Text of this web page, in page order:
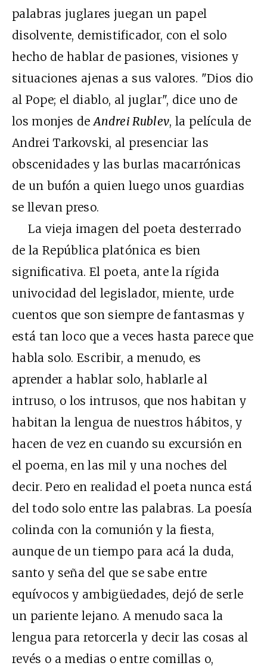
palabras juglares juegan un papel
disolvente, demistificador, con el solo
hecho de hablar de pasiones, visiones y
situaciones ajenas a sus valores. "Dios dio
al Pope; el diablo, al juglar", dice uno de
los monjes deAndrei Rublev, la película de
Andrei Tarkovski, al presenciar las
obscenidades y las burlas macarrónicas
de un bufón a quien luego unos guardias
se llevan preso.
La vieja imagen del poeta desterrado
de la República platónica es bien
significativa. El poeta, ante la rígida
univocidad del legislador, miente, urde
cuentos que son siempre de fantasmas y
está tan loco que a veces hasta parece que
habla solo. Escribir, a menudo, es
aprender a hablar solo, hablarle al
intruso, o los intrusos, que nos habitan y
habitan la lengua de nuestros hábitos, y
hacen de vez en cuando su excursión en
el poema, en las mil y una noches del
decir. Pero en realidad el poeta nunca está
del todo solo entre las palabras. La poesía
colinda con la comunión y la fiesta,
aunque de un tiempo para acá la duda,
santo y seña del que se sabe entre
equívocos y ambigüedades, dejó de serle
un pariente lejano. A menudo saca la
lengua para retorcerla y decir las cosas al
revés o a medias o entre comillas o,